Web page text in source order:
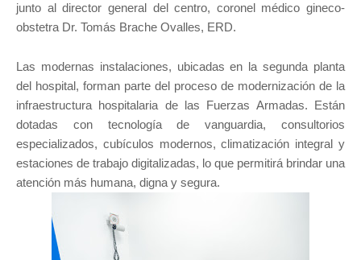
junto al director general del centro, coronel médico gineco-
obstetra Dr. Tomás Brache Ovalles, ERD.
Las modernas instalaciones, ubicadas en la segunda planta
del hospital, forman parte del proceso de modernización de la
infraestructura hospitalaria de las Fuerzas Armadas. Están
dotadas con tecnología de vanguardia, consultorios
especializados, cubículos modernos, climatización integral y
estaciones de trabajo digitalizadas, lo que permitirá brindar una
atención más humana, digna y segura.